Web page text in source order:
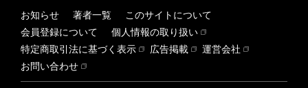
お知らせ 著者一覧
このサイトについて
会員登録について
個人情報の取り扱い
特定商取引法に基づく表示
広告掲載
運営会社
お問い合わせ